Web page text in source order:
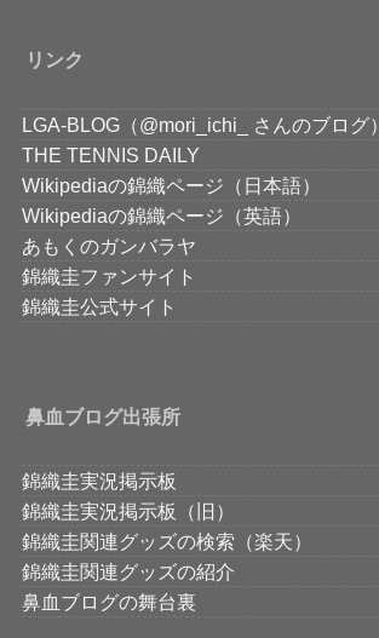
リンク
LGA-BLOG（@mori_ichi_ さんのブログ）
THE TENNIS DAILY
Wikipediaの錦織ページ（日本語）
Wikipediaの錦織ページ（英語）
あもくのガンバラヤ
錦織圭ファンサイト
錦織圭公式サイト
鼻血ブログ出張所
錦織圭実況掲示板
錦織圭実況掲示板（旧）
錦織圭関連グッズの検索（楽天）
錦織圭関連グッズの紹介
鼻血ブログの舞台裏